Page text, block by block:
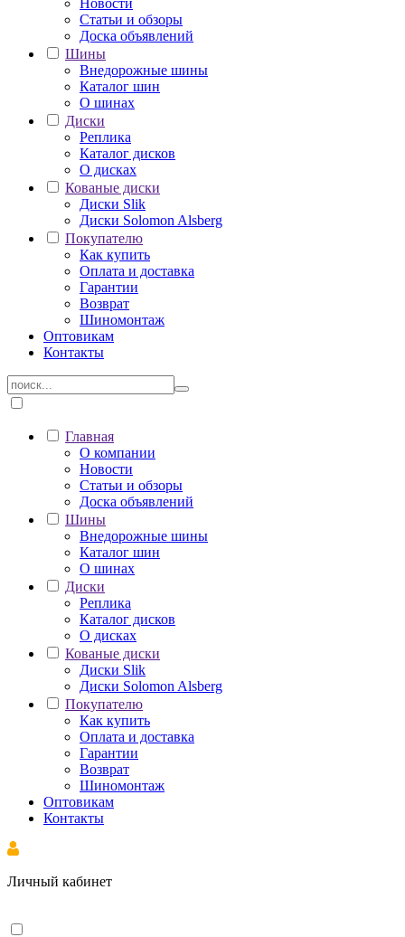
Новости
Статьи и обзоры
Доска объявлений
Шины
Внедорожные шины
Каталог шин
О шинах
Диски
Реплика
Каталог дисков
О дисках
Кованые диски
Диски Slik
Диски Solomon Alsberg
Покупателю
Как купить
Оплата и доставка
Гарантии
Возврат
Шиномонтаж
Оптовикам
Контакты
Главная
О компании
Новости
Статьи и обзоры
Доска объявлений
Шины
Внедорожные шины
Каталог шин
О шинах
Диски
Реплика
Каталог дисков
О дисках
Кованые диски
Диски Slik
Диски Solomon Alsberg
Покупателю
Как купить
Оплата и доставка
Гарантии
Возврат
Шиномонтаж
Оптовикам
Контакты
Личный кабинет